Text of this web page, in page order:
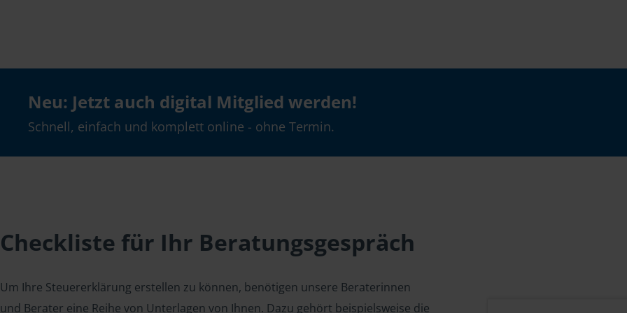
Neu: Jetzt auch digital Mitglied werden!
Schnell, einfach und komplett online - ohne Termin.
Checkliste für Ihr Beratungsgespräch
Um Ihre Steuererklärung erstellen zu können, benötigen unsere Beraterinnen
und Berater eine Reihe von Unterlagen von Ihnen. Dazu gehört beispielsweise die